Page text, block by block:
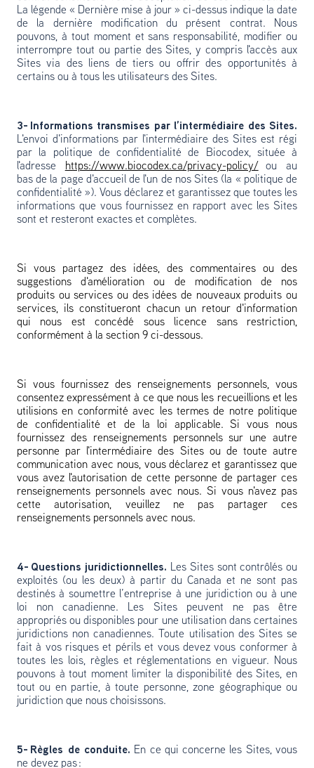
La légende « Dernière mise à jour » ci-dessus indique la date
de la dernière modification du présent contrat. Nous
pouvons, à tout moment et sans responsabilité, modifier ou
interrompre tout ou partie des Sites, y compris l'accès aux
Sites via des liens de tiers ou offrir des opportunités à
certains ou à tous les utilisateurs des Sites.
3- Informations transmises par l’intermédiaire des Sites.
L'envoi d'informations par l'intermédiaire des Sites est régi
par la politique de confidentialité de Biocodex, située à
l'adresse
https://www.biocodex.ca/privacy-policy/
ou au
bas de la page d'accueil de l'un de nos Sites (la « politique de
confidentialité »). Vous déclarez et garantissez que toutes les
informations que vous fournissez en rapport avec les Sites
sont et resteront exactes et complètes.
Si vous partagez des idées, des commentaires ou des
suggestions d'amélioration ou de modification de nos
produits ou services ou des idées de nouveaux produits ou
services, ils constitueront chacun un retour d'information
qui nous est concédé sous licence sans restriction,
conformément à la section 9 ci-dessous.
Si vous fournissez des renseignements personnels, vous
consentez expressément à ce que nous les recueillions et les
utilisions en conformité avec les termes de notre politique
de confidentialité et de la loi applicable. Si vous nous
fournissez des renseignements personnels sur une autre
personne par l'intermédiaire des Sites ou de toute autre
communication avec nous, vous déclarez et garantissez que
vous avez l'autorisation de cette personne de partager ces
renseignements personnels avec nous. Si vous n'avez pas
cette autorisation, veuillez ne pas partager ces
renseignements personnels avec nous.
4- Questions juridictionnelles. Les Sites sont contrôlés ou
exploités (ou les deux) à partir du Canada et ne sont pas
destinés à soumettre l’entreprise à une juridiction ou à une
loi non canadienne. Les Sites peuvent ne pas être
appropriés ou disponibles pour une utilisation dans certaines
juridictions non canadiennes. Toute utilisation des Sites se
fait à vos risques et périls et vous devez vous conformer à
toutes les lois, règles et réglementations en vigueur. Nous
pouvons à tout moment limiter la disponibilité des Sites, en
tout ou en partie, à toute personne, zone géographique ou
juridiction que nous choisissons.
5- Règles de conduite. En ce qui concerne les Sites, vous
ne devez pas :